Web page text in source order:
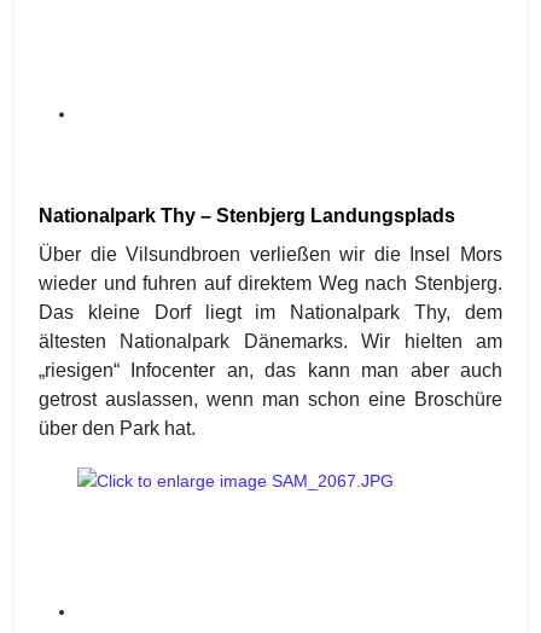
Nationalpark Thy – Stenbjerg Landungsplads
Über die Vilsundbroen verließen wir die Insel Mors
wieder und fuhren auf direktem Weg nach Stenbjerg.
Das kleine Dorf liegt im Nationalpark Thy, dem
ältesten Nationalpark Dänemarks. Wir hielten am
„riesigen“ Infocenter an, das kann man aber auch
getrost auslassen, wenn man schon eine Broschüre
über den Park hat.